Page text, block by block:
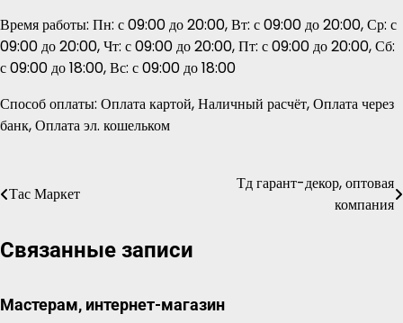
Время работы: Пн: с 09:00 до 20:00, Вт: с 09:00 до 20:00, Ср: с
09:00 до 20:00, Чт: с 09:00 до 20:00, Пт: с 09:00 до 20:00, Сб:
с 09:00 до 18:00, Вс: с 09:00 до 18:00
Способ оплаты: Оплата картой, Наличный расчёт, Оплата через
банк, Оплата эл. кошельком
Навигация
записям
Тас Маркет
Тд гарант-декор, оптовая
компания
Связанные записи
Мастерам, интернет-магазин